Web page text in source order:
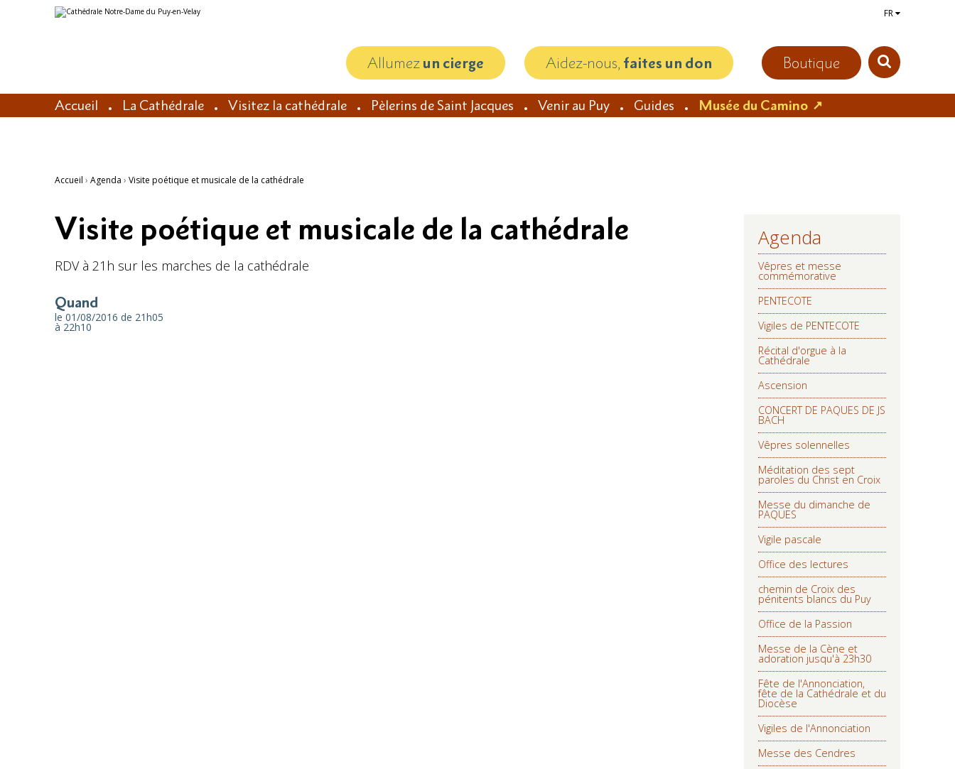
Aller
au
Outils
personnels
FR
Boutique
Allumezun cierge Aidez-nous, faites un don
Accueil La Cathédrale Visitez la cathédrale Pèlerins de Saint Jacques Venir au Puy Guides Musée du Camino
Accueil › Agenda › Visite poétique et musicale de la cathédrale
NAVIGATION
Agenda
Vêpres et messe
commémorative
PENTECOTE
Vigiles de PENTECOTE
Récital d'orgue à la
Cathédrale
Ascension
CONCERT DE PAQUES DE JS
BACH
Vêpres solennelles
Méditation des sept
paroles du Christ en Croix
Messe du dimanche de
PAQUES
Vigile pascale
Office des lectures
chemin de Croix des
pénitents blancs du Puy
Office de la Passion
Messe de la Cène et
adoration jusqu'à 23h30
Fête de l'Annonciation,
fête de la Cathédrale et du
Diocèse
Vigiles de l'Annonciation
Messe des Cendres
Visite poétique et musicale de la cathédrale
RDV à 21h sur les marches de la cathédrale
Quand
le 01/08/2016 de 21h05
à 22h10